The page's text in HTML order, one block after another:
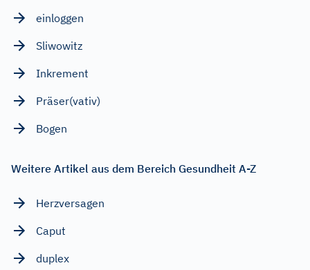
einloggen
Sliwowitz
Inkrement
Präser(vativ)
Bogen
Weitere Artikel aus dem Bereich Gesundheit A-Z
Herzversagen
Caput
duplex